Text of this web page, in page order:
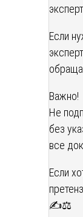
Если
Важно!
Не
без
все
Если
✍️⚖️